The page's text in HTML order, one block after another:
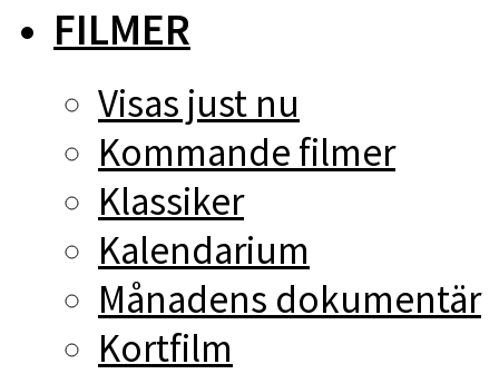
FILMER
Visas just nu
Kommande filmer
Klassiker
Kalendarium
Månadens dokumentär
Kortfilm